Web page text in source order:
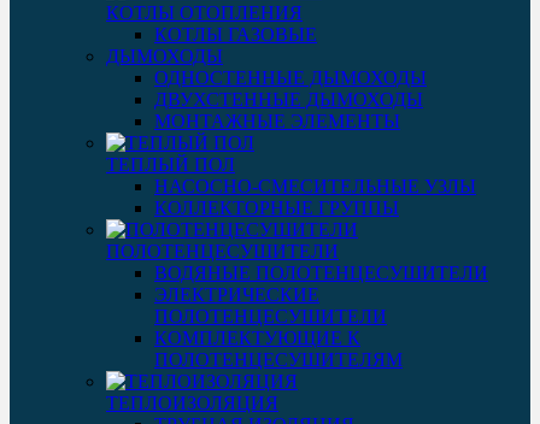
КОТЛЫ ОТОПЛЕНИЯ
КОТЛЫ ГАЗОВЫЕ
ДЫМОХОДЫ
ОДНОСТЕННЫЕ ДЫМОХОДЫ
ДВУХСТЕННЫЕ ДЫМОХОДЫ
МОНТАЖНЫЕ ЭЛЕМЕНТЫ
ТЕПЛЫЙ ПОЛ
НАСОСНО-СМЕСИТЕЛЬНЫЕ УЗЛЫ
КОЛЛЕКТОРНЫЕ ГРУППЫ
ПОЛОТЕНЦЕСУШИТЕЛИ
ВОДЯНЫЕ ПОЛОТЕНЦЕСУШИТЕЛИ
ЭЛЕКТРИЧЕСКИЕ
ПОЛОТЕНЦЕСУШИТЕЛИ
КОМПЛЕКТУЮЩИЕ К
ПОЛОТЕНЦЕСУШИТЕЛЯМ
ТЕПЛОИЗОЛЯЦИЯ